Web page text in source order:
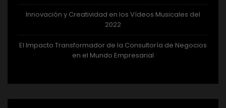
Innovación y Creatividad en los Vídeos Musicales del
2022
El Impacto Transformador de la Consultoría de Negocios
en el Mundo Empresarial